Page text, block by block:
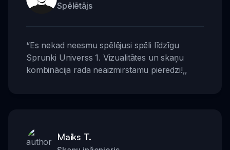
Spēlētājs
“Es nekad neesmu spēlējusi spēli līdzīgu
Sprunki Universs 1. Vizualitātes un skaņu
kombinācija rada neaizmirstamu pieredzi!,,
Maiks T.